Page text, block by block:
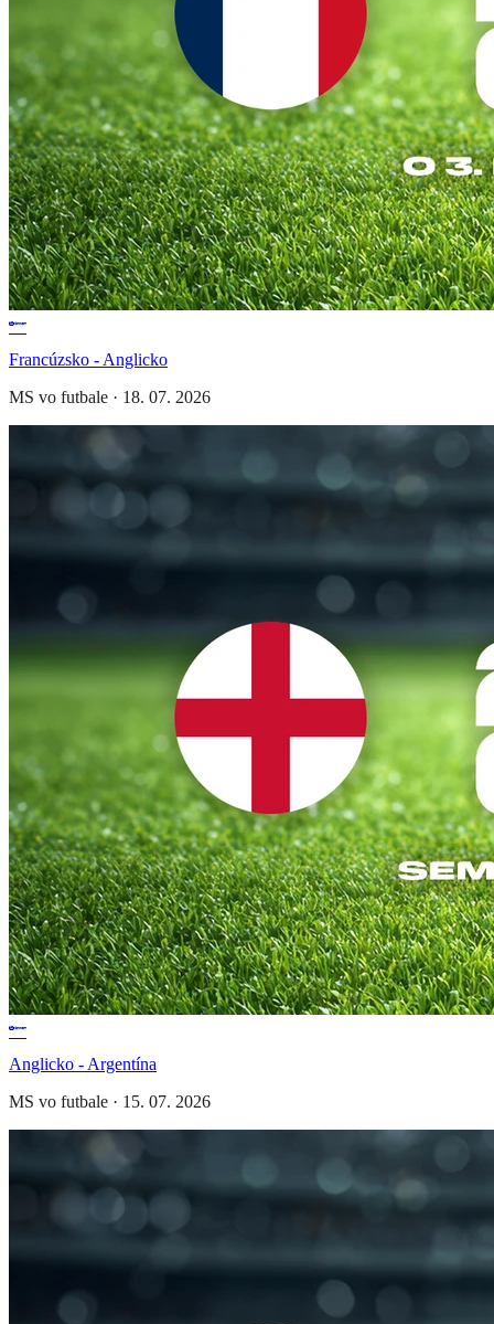
Francúzsko - Anglicko
MS vo futbale · 18. 07. 2026
Anglicko - Argentína
MS vo futbale · 15. 07. 2026